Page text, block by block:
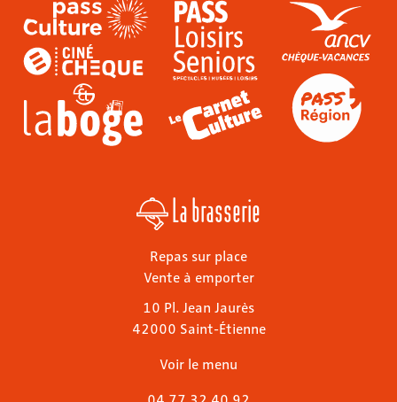
La brasserie
Repas sur place
Vente à emporter
10 Pl. Jean Jaurès
42000 Saint-Étienne
Voir le menu